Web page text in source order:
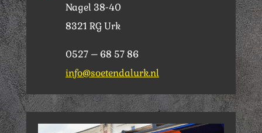
Nagel 38-40
8321 RG Urk
0527 – 68 57 86
info@soetendalurk.nl